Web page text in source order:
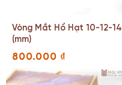
Vòng Mắt Hổ Hạt 10-12-14
(mm)
800.000 ₫